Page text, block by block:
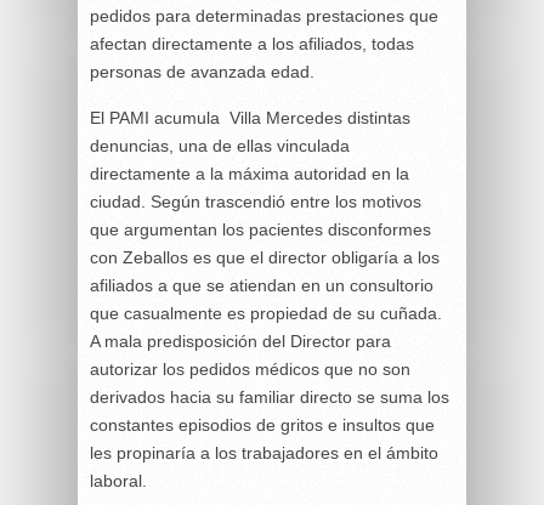
pedidos para determinadas prestaciones que
afectan directamente a los afiliados, todas
personas de avanzada edad.
El PAMI acumula Villa Mercedes distintas
denuncias, una de ellas vinculada
directamente a la máxima autoridad en la
ciudad. Según trascendió entre los motivos
que argumentan los pacientes disconformes
con Zeballos es que el director obligaría a los
afiliados a que se atiendan en un consultorio
que casualmente es propiedad de su cuñada.
A mala predisposición del Director para
autorizar los pedidos médicos que no son
derivados hacia su familiar directo se suma los
constantes episodios de gritos e insultos que
les propinaría a los trabajadores en el ámbito
laboral.